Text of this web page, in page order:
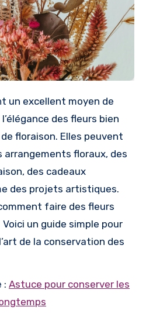
des fleurs bien
floraison. Elles peuvent
floraux, des
des cadeaux
des projets artistiques.
faire des fleurs
un guide simple pour
de la conservation des
: Astuce pour conserver les